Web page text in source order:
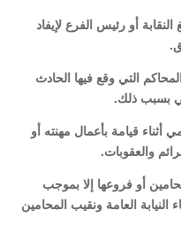
النقابة أو رئيس الفرع لإيفاد
التي وقع فيها الحادث
بسبب ذلك.
أثناء قيامة بأعمال مهنته أو
والعقوبات.
أو فروعها إلا بموجب
العامة ونقيب المحامين